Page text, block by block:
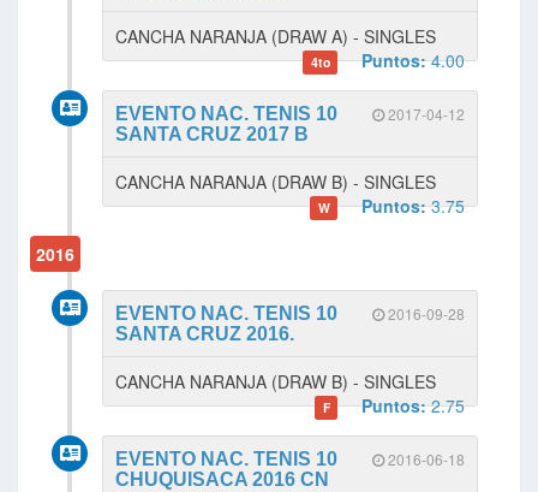
CANCHA NARANJA (DRAW A) - SINGLES
4to Puntos:4.00
2017-04-12
EVENTO NAC. TENIS 10
SANTA CRUZ 2017 B
CANCHA NARANJA (DRAW B) - SINGLES
W Puntos:3.75
2016
2016-09-28
EVENTO NAC. TENIS 10
SANTA CRUZ 2016.
CANCHA NARANJA (DRAW B) - SINGLES
F Puntos:2.75
2016-06-18
EVENTO NAC. TENIS 10
CHUQUISACA 2016 CN